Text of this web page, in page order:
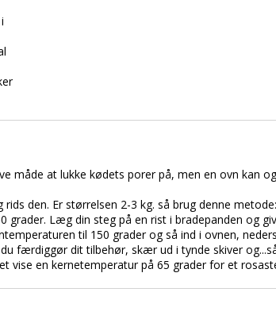
måde at lukke kødets porer på, men en ovn kan
den. Er størrelsen 2-3 kg. så brug denne metode:
grader. Læg din steg på en rist i bradepanden og
til 150 grader og så ind i ovnen,
færdiggør dit tilbehør, skær ud i tynde skiver
vise en kernetemperatur på 65 grader for et